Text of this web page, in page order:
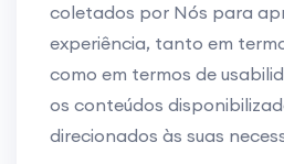
coletados por Nós para
experiência, tanto em
como em termos de
os conteúdos
direcionados às suas